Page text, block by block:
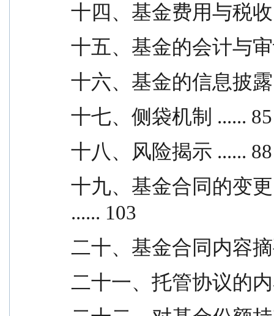
十四、基金费用与税收
十五、基金的会计与审
十六、基金的信息披露
十七、侧袋机制 ...... 85
十八、风险揭示 ...... 88
十九、基金合同的变
...... 103
二十、基金合同内容摘
二十一、托管协议的